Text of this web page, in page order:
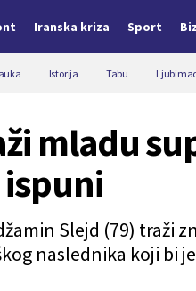
Iranska kriza Sport Biz
Istorija Tabu
mladu
ispuni
Slejd (79) traži
naslednika koji bi